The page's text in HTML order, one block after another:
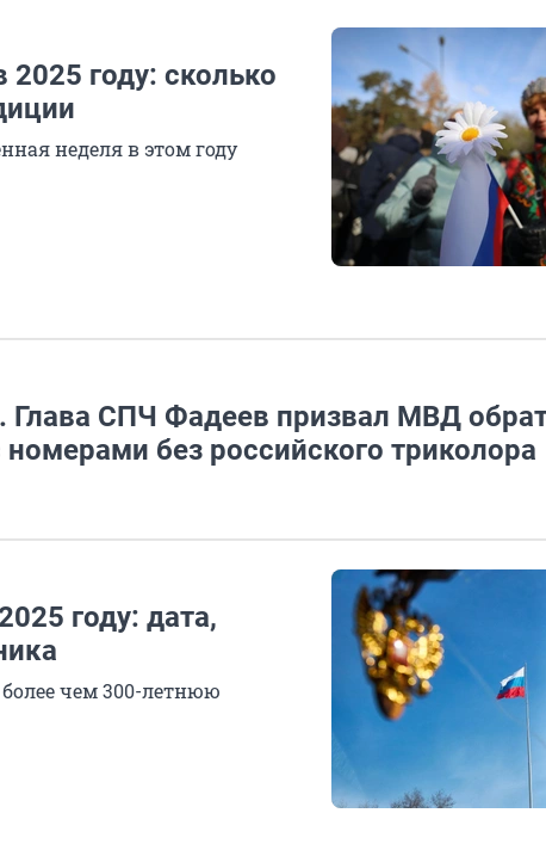
году: сколько
неделя в этом году
Глава СПЧ Фадеев призвал МВД
без российского триколора
году: дата,
чем 300-летнюю